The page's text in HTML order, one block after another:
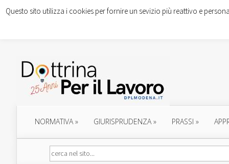
NORMATIVA» GIURISPRUDENZA» PRASSI »
Questo sito utilizza i cookies per fornire un sevizio più reattivo e